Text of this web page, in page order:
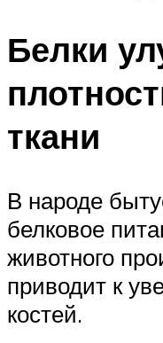
Белки
ткани
В народе
белковое
животного
приводит к
костей.